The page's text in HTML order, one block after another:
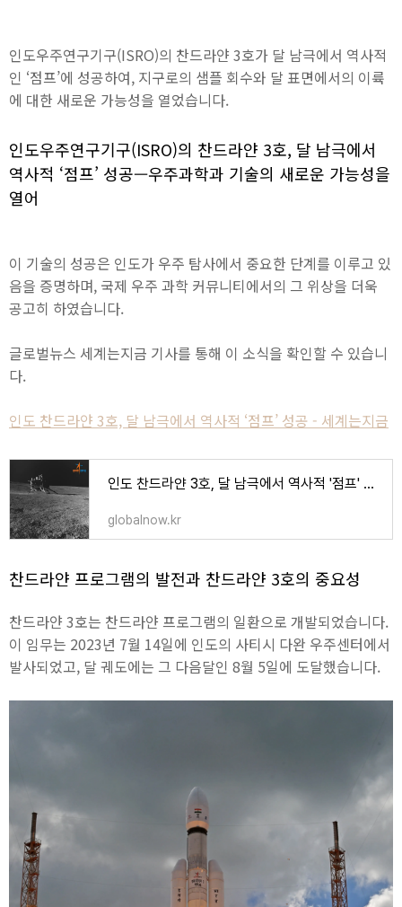
인도우주연구기구(ISRO)의 찬드라얀 3호가 달 남극에서 역사적
인 ‘점프’에 성공하여, 지구로의 샘플 회수와 달 표면에서의 이륙
에 대한 새로운 가능성을 열었습니다.
인도우주연구기구(ISRO)의 찬드라얀 3호, 달 남극에서
역사적 ‘점프’ 성공—우주과학과 기술의 새로운 가능성을
열어
이 기술의 성공은 인도가 우주 탐사에서 중요한 단계를 이루고 있
음을 증명하며, 국제 우주 과학 커뮤니티에서의 그 위상을 더욱
공고히 하였습니다.
글로벌뉴스 세계는지금 기사를 통해 이 소식을 확인할 수 있습니
다.
인도 찬드라얀 3호, 달 남극에서 역사적 ‘점프’ 성공 - 세계는지금
인도 찬드라얀 3호, 달 남극에서 역사적 '점프' 성공 - 세계는 지금 | 글로벌 뉴스를 빠르고 쉽게
globalnow.kr
찬드라얀 프로그램의 발전과 찬드라얀 3호의 중요성
찬드라얀 3호는 찬드라얀 프로그램의 일환으로 개발되었습니다.
이 임무는 2023년 7월 14일에 인도의 사티시 다완 우주센터에서
발사되었고, 달 궤도에는 그 다음달인 8월 5일에 도달했습니다.